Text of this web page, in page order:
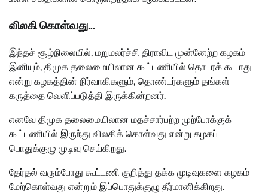
விலகி கொள்வது…
இந்தச் சூழ்நிலையில், மறுமலர்ச்சி திராவிட முன்னேற்ற கழகம்
இனியும், திமுக தலைமையிலான கூட்டணியில் தொடரக் கூடாது
என்று கழகத்தின் நிர்வாகிகளும், தொண்டர்களும் தங்கள்
கருத்தை வெளிப்படுத்தி இருக்கின்றனர்.
எனவே திமுக தலைமையிலான மதச்சார்பற்ற முற்போக்குக்
கூட்டணியில் இருந்து விலகிக் கொள்வது என்று கழகப்
பொதுக்குழு முடிவு செய்கிறது.
தேர்தல் வரும்போது கூட்டணி குறித்து தக்க முடிவுகளை கழகம்
மேற்கொள்வது என்றும் இப்பொதுக்குழு தீர்மானிக்கிறது.